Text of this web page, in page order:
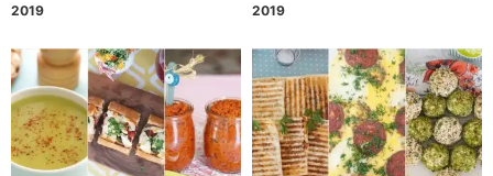
2019
2019